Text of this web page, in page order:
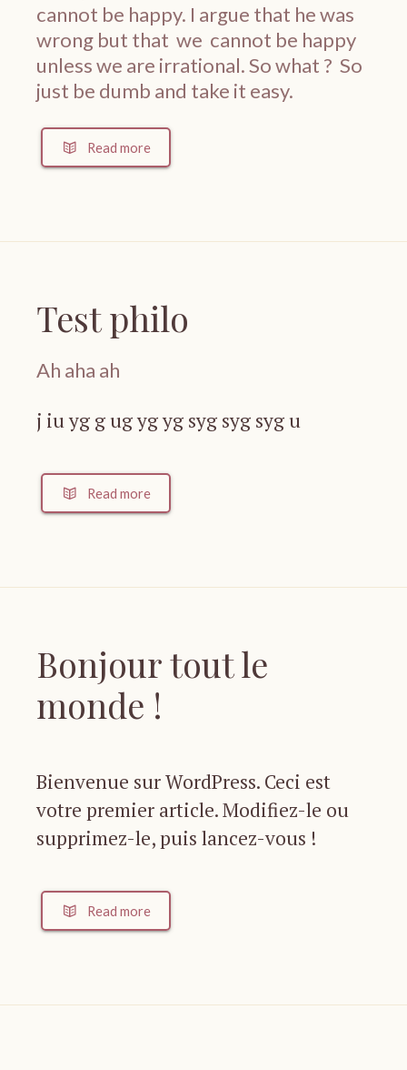
cannot be happy. I argue that he was
wrong but that we cannot be happy
unless we are irrational. So what ? So
just be dumb and take it easy.
Read more
Test philo
Ah aha ah
j iu yg g ug yg yg syg syg syg u
Read more
Bonjour tout le
monde !
Bienvenue sur WordPress. Ceci est
votre premier article. Modifiez-le ou
supprimez-le, puis lancez-vous !
Read more